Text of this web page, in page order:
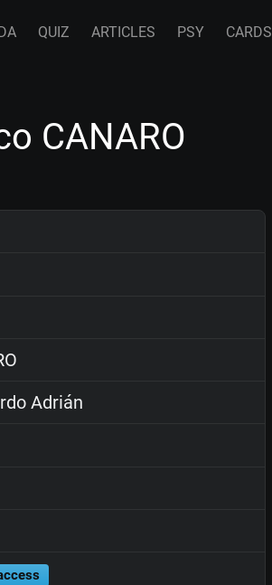
QUIZ ARTICLES PSY CARDS
CANARO
Adrián